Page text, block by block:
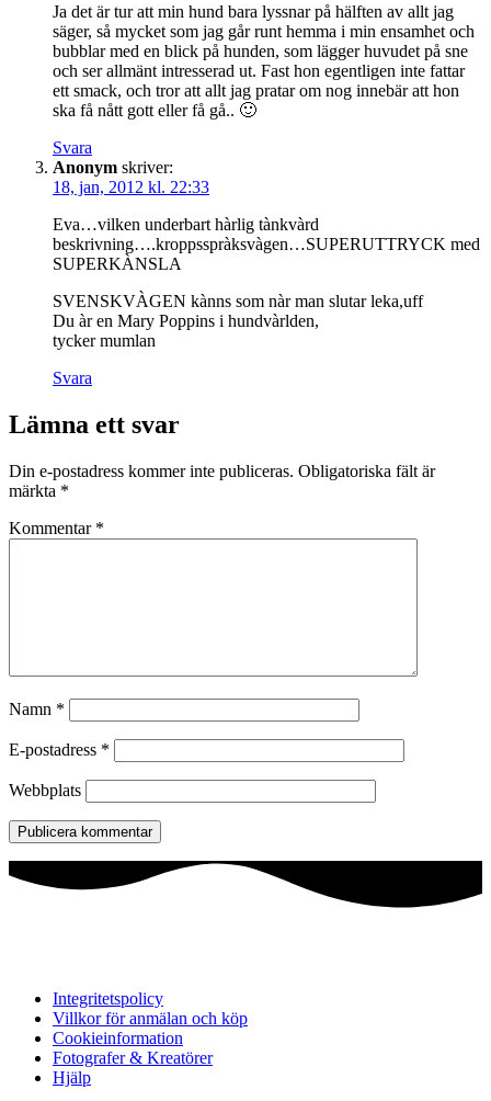
Ja det är tur att min hund bara lyssnar på hälften av allt jag
säger, så mycket som jag går runt hemma i min ensamhet och
bubblar med en blick på hunden, som lägger huvudet på sne
och ser allmänt intresserad ut. Fast hon egentligen inte fattar
ett smack, och tror att allt jag pratar om nog innebär att hon
ska få nått gott eller få gå.. 🙂
Svara
Anonym skriver:
18, jan, 2012 kl. 22:33
Eva…vilken underbart hàrlig tànkvàrd
beskrivning….kroppsspràksvàgen…SUPERUTTRYCK med
SUPERKÀNSLA
SVENSKVÀGEN kànns som nàr man slutar leka,uff
Du àr en Mary Poppins i hundvàrlden,
tycker mumlan
Svara
Lämna ett svar
Din e-postadress kommer inte publiceras. Obligatoriska fält är
märkta *
Kommentar *
Namn *
E-postadress *
Webbplats
Integritetspolicy
Villkor för anmälan och köp
Cookieinformation
Fotografer & Kreatörer
Hjälp